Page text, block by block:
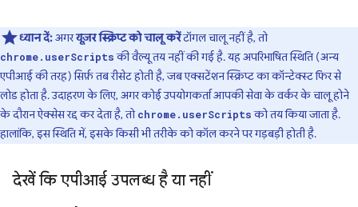
ध्यान दें:अगरयूज़र स्क्रिप्ट को चालू करेंटॉगल चालू नहीं है, तो
chrome.userScriptsकी वैल्यू तय नहीं की गई है. यह अपरिभाषित स्थिति (अन्य
एपीआई की तरह) सिर्फ़ तब रीसेट होती है, जब एक्सटेंशन स्क्रिप्ट का कॉन्टेक्स्ट फिर से
लोड होता है. उदाहरण के लिए, अगर कोई उपयोगकर्ता आपकी सेवा के वर्कर के चालू होने
के दौरान ऐक्सेस रद्द कर देता है, तोchrome.userScriptsको तय किया जाता है.
हालांकि, इस स्थिति में, इसके किसी भी तरीके को कॉल करने पर गड़बड़ी होती है.
देखें कि एपीआई उपलब्ध है या नहीं